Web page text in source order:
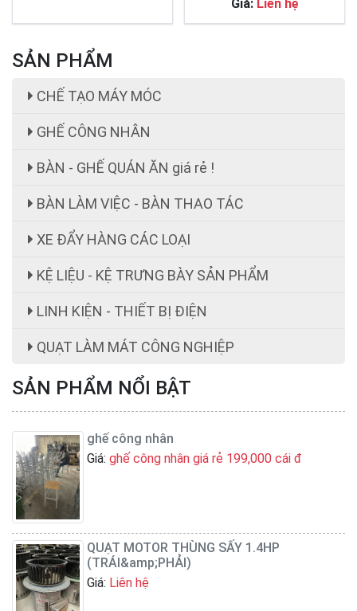
Giá: Liên hệ
SẢN PHẨM
CHẾ TẠO MÁY MÓC
GHẾ CÔNG NHÂN
BÀN - GHẾ QUÁN ĂN giá rẻ !
BÀN LÀM VIỆC - BÀN THAO TÁC
XE ĐẨY HÀNG CÁC LOẠI
KỆ LIỆU - KỆ TRƯNG BÀY SẢN PHẨM
LINH KIỆN - THIẾT BỊ ĐIỆN
QUẠT LÀM MÁT CÔNG NGHIỆP
SẢN PHẨM NỔI BẬT
Công tắc bàn đạp push on push off cfs-
Giá:
Đồng hồ đo dòng điện - Panel Meter SEC-
Giá: Liên hệ
Quạt đứng công nghiệp AFAN 7 tất FS650
1.720.500 đ
Bộ điều khiển nguồn Fotek TSC-340
Giá:Liên hệ
Giá: ghế công nhân giá rẻ 199,000 cái đ
QUẠT MOTOR THÙNG SẤY 1.4HP
(TRÁI&amp;PHẢI)
Giá:Liên hệ